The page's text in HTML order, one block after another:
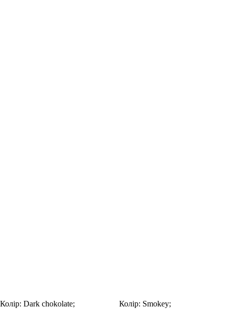
Колір: Dark chokolate;
Колір: Smokey;